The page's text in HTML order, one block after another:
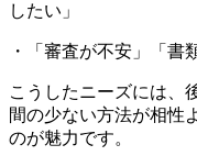
したい」
・「審査が不安」「書
こうしたニーズには、
間の少ない方法が相性
のが魅力です。